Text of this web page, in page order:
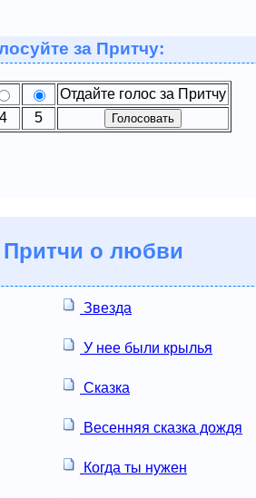
за Притчу:
Отдайте голос за Притчу
4 5
Притчи о любви
Звезда
У нее были крылья
Сказка
Весенняя сказка дождя
Когда ты нужен